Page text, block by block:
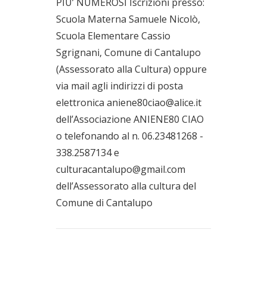
Scuola Materna Samuele Nicolò,
Scuola Elementare Cassio
Sgrignani, Comune di Cantalupo
(Assessorato alla Cultura) oppure
via mail agli indirizzi di posta
elettronica aniene80ciao@alice.it
dell’Associazione ANIENE80 CIAO
o telefonando al n. 06.23481268 -
338.2587134 e
culturacantalupo@gmail.com
dell’Assessorato alla cultura del
Comune di Cantalupo